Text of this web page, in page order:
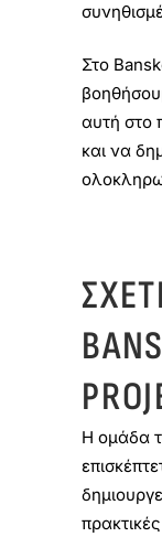
Στο
αυτή στο
και να
Η ομάδα